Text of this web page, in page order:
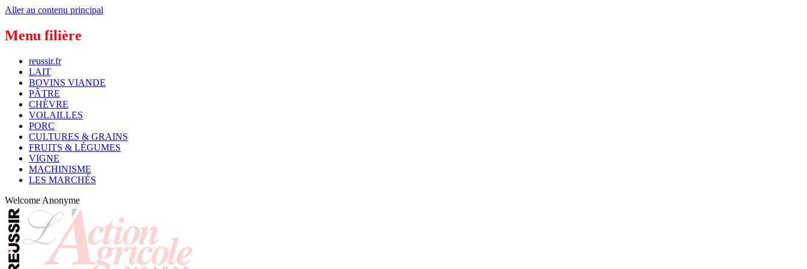
Aller au contenu principal
Menu filière
reussir.fr
LAIT
BOVINS VIANDE
PÂTRE
CHÈVRE
VOLAILLES
PORC
CULTURES & GRAINS
FRUITS & LÉGUMES
VIGNE
MACHINISME
LES MARCHÉS
Welcome Anonyme